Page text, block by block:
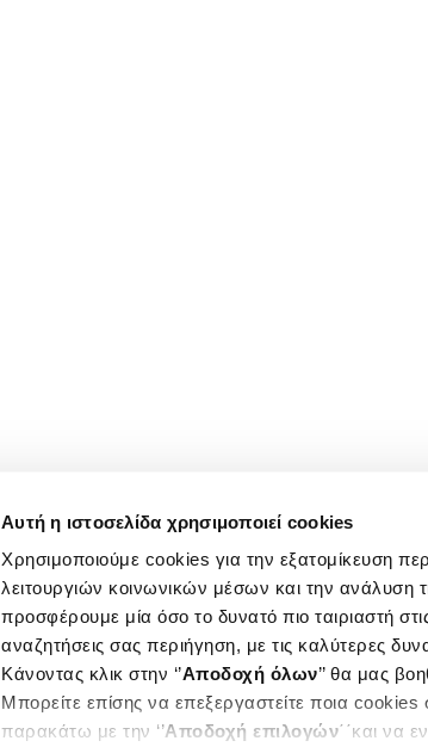
Αυτή η ιστοσελίδα χρησιμοποιεί cookies
Χρησιμοποιούμε cookies για την εξατομίκευση
λειτουργιών κοινωνικών μέσων και την ανάλυση
προσφέρουμε μία όσο το δυνατό πιο ταιριαστή
αναζητήσεις σας περιήγηση, με τις καλύτερες
Κάνοντας κλικ στην ‘’Αποδοχή όλων’’ θα μας
Μπορείτε επίσης να επεξεργαστείτε ποια
παρακάτω με την ‘’Αποδοχή επιλογών΄΄και να